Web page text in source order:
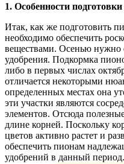
1. Особенности
Итак, как же подготовить
необходимо обеспечить
веществами. Осенью нужно
удобрения. Подкормка
либо в первых числах
отличается некоторыми
определенных местах она
эти участки являются
элементов. Отсюда
длине корней. Поскольку
цветов активно растет и
обеспечить пионам
удобрений в данный период.